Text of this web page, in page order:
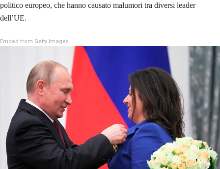
politico europeo, che hanno causato malumori tra diversi leader
dell’UE.
Embed from Getty Images